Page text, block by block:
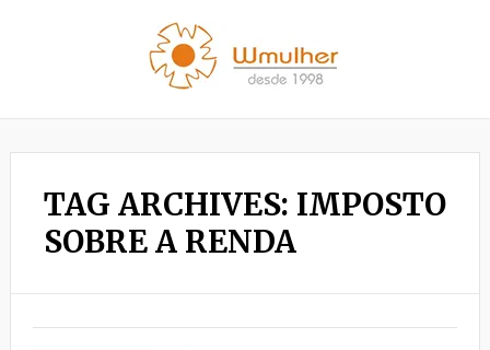
TAG ARCHIVES: IMPOSTO
SOBRE A RENDA